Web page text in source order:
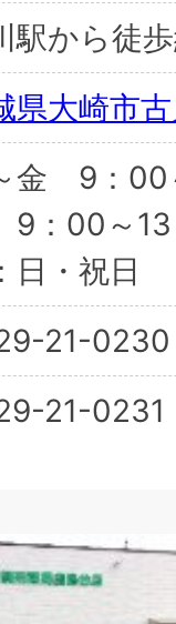
駅から徒
県大崎市
金 9：
：00～
日・祝日
21-0230
21-0231